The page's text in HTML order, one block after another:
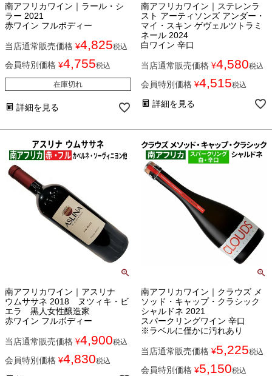
南アフリカワイン｜ラール・シ
ラー 2021
赤ワイン フルボディー
当店通常販売価格 ¥4,825税込
会員特別価格 ¥4,755税込
在庫切れ
詳細を見る
南アフリカワイン｜ステレンラ
スト アーティソンズ アンダー・
マイ・スキン ゲヴェルツトラミ
ネール 2024
白ワイン 辛口
当店通常販売価格 ¥4,580税込
会員特別価格 ¥4,515税込
詳細を見る
南アフリカワイン｜アスリナ
ウムササネ 2018 ヌツィキ・ビ
エラ 黒人女性醸造家
赤ワイン フルボディー
当店通常販売価格 ¥4,900税込
会員特別価格 ¥4,830税込
南アフリカワイン｜クラウズ メ
ソッド・キャップ・クラシック
シャルドネ 2021
スパークリングワイン 辛口
※ラベルに僅かに汚れあり
当店通常販売価格 ¥5,225税込
会員特別価格 ¥5,150税込